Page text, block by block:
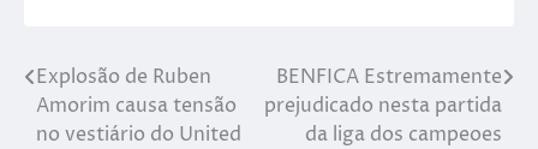
Explosão de Ruben
Amorim causa tensão
no vestiário do United
BENFICA Estremamente
prejudicado nesta partida
da liga dos campeoes